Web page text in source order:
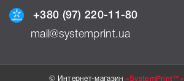
+380 (97) 220-11-80
mail@systemprint.ua
© Интернет-магазин «SystemPrint™»